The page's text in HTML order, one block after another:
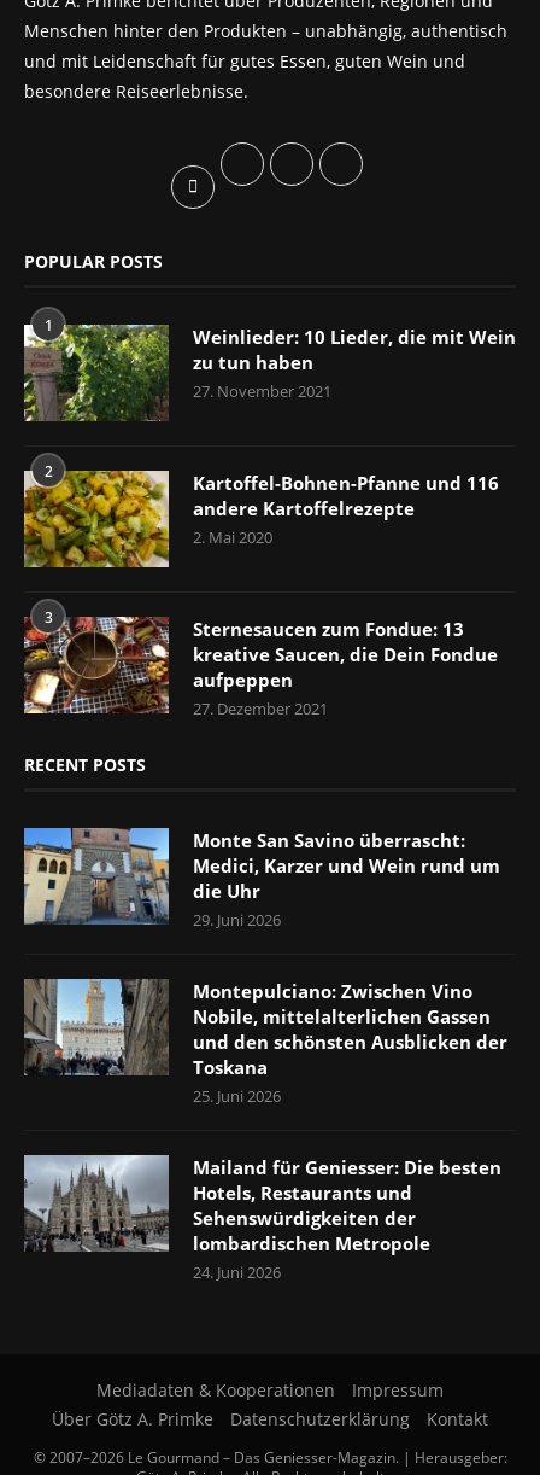
Menschen hinter den Produkten – unabhängig, authentisch
und mit Leidenschaft für gutes Essen, guten Wein und
besondere Reiseerlebnisse.
POPULAR POSTS
1
Weinlieder: 10 Lieder, die mit Wein
zu tun haben
27. November 2021
2
Kartoffel-Bohnen-Pfanne und 116
andere Kartoffelrezepte
2. Mai 2020
3
Sternesaucen zum Fondue: 13
kreative Saucen, die Dein Fondue
aufpeppen
27. Dezember 2021
RECENT POSTS
Monte San Savino überrascht:
Medici, Karzer und Wein rund um
die Uhr
29. Juni 2026
Montepulciano: Zwischen Vino
Nobile, mittelalterlichen Gassen
und den schönsten Ausblicken der
Toskana
25. Juni 2026
Mailand für Geniesser: Die besten
Hotels, Restaurants und
Sehenswürdigkeiten der
lombardischen Metropole
24. Juni 2026
Mediadaten & Kooperationen
Impressum
Über Götz A. Primke
Datenschutzerklärung Kontakt
© 2007–2026 Le Gourmand – Das Geniesser-Magazin. | Herausgeber: